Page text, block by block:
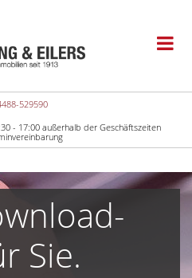
529590
- 17:00 außerhalb der Geschäftszeiten
Sie.